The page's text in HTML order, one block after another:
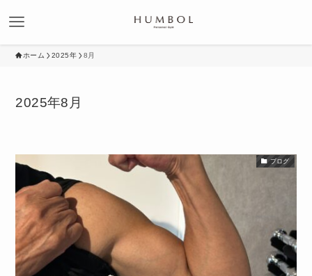
ホーム 2025年 8月
2025年8月
ブログ